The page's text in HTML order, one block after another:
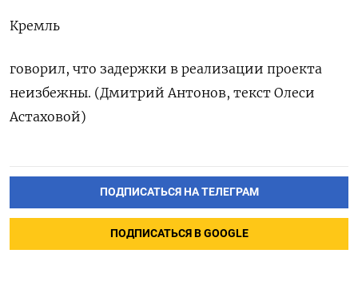
Кремль
говорил, что задержки в реализации проекта
неизбежны. (Дмитрий Антонов, текст Олеси
Астаховой)
ПОДПИСАТЬСЯ НА ТЕЛЕГРАМ
ПОДПИСАТЬСЯ В GOOGLE